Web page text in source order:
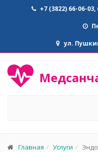
+7 (3822) 66-06-03,
ул.
Главная Услуги